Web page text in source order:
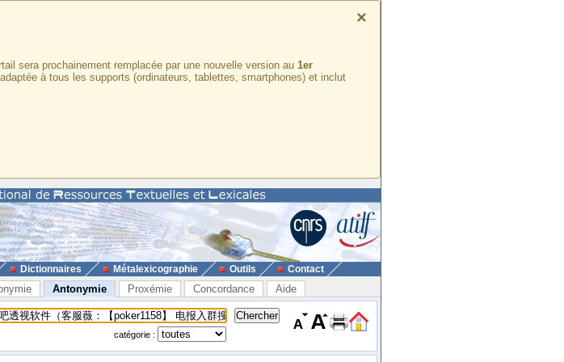
×
sera prochainement remplacée par une nouvelle version au 1er
à tous les supports (ordinateurs, tablettes, smartphones) et inclut
Dictionnaires Métalexicographie Outils Contact
Antonymie Proxémie Concordance Aide
catégorie :